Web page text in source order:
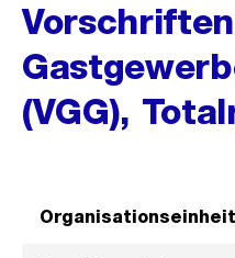
(VGG),
Organisationseinheit